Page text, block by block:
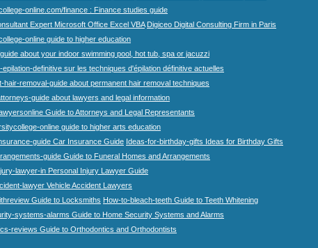
online.com/finance : Finance studies guide
Expert Microsoft Office Excel VBA Digiceo Digital Consulting Firm in Paris
online guide to higher education
about your indoor swimming pool, hot tub, spa or jacuzzi
epilation-definitive sur les techniques d'épilation définitive actuelles
hair-removal-guide about permanent hair removal techniques
guide about lawyers and legal information
Guide to Attorneys and Legal Representants
online guide to higher arts education
guide Car Insurance Guide Ideas-for-birthday-gifts Ideas for Birthday Gifts
guide Guide to Funeral Homes and Arrangements
lawyer-in Personal Injury Lawyer Guide
lawyer Vehicle Accident Lawyers
Guide to Locksmiths How-to-bleach-teeth Guide to Teeth Whitening
systems-alarms Guide to Home Security Systems and Alarms
reviews Guide to Orthodontics and Orthodontists